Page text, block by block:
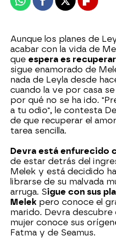
WhatsappFacebook
X
Aunque los planes de
acabar con la vida de
que espera es
sigue enamorado de
nada de Leyla desde
cuando la ve por casa
por qué no se ha ido.
a tu odio", le contesta
de que recuperar el
tarea sencilla.
Devra está enfurecido
de estar detrás del
Melek y está decidido
librarse de su malvada
arruga. Sigue con sus
Melek pero conoce el
marido. Devra
mujer conoce sus
Fatma y de Seamus.